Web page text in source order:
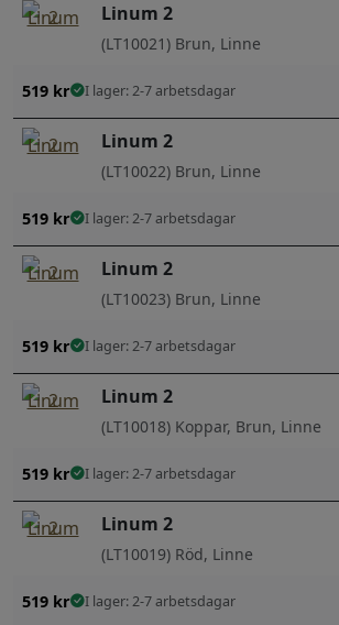
Linum 2
(LT10021) Brun, Linne
519 kr I lager: 2-7 arbetsdagar
Linum 2
(LT10022) Brun, Linne
519 kr I lager: 2-7 arbetsdagar
Linum 2
(LT10023) Brun, Linne
519 kr I lager: 2-7 arbetsdagar
Linum 2
(LT10018) Koppar, Brun, Linne
519 kr I lager: 2-7 arbetsdagar
Linum 2
(LT10019) Röd, Linne
519 kr I lager: 2-7 arbetsdagar